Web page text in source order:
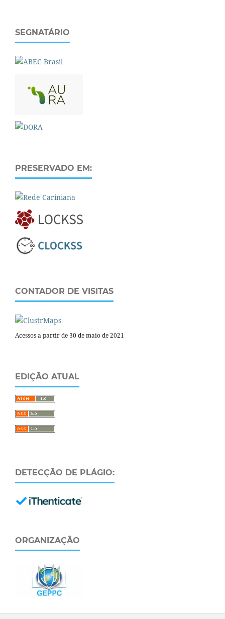
SEGNATÁRIO
PRESERVADO EM:
CONTADOR DE VISITAS
Acessos a partir de 30 de maio de 2021
EDIÇÃO ATUAL
DETECÇÃO DE PLÁGIO:
ORGANIZAÇÃO